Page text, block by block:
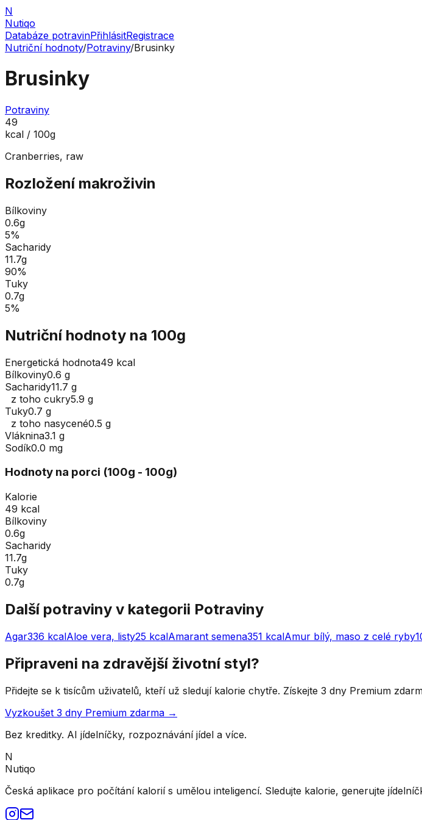
N
Nutiqo
Databáze potravinPřihlásitRegistrace
Nutriční hodnoty/Potraviny/Brusinky
Brusinky
Potraviny
49
kcal / 100g
Cranberries, raw
Rozložení makroživin
Bílkoviny
0.6g
5%
Sacharidy
11.7g
90%
Tuky
0.7g
5%
Nutriční hodnoty na 100g
Energetická hodnota49 kcal
Bílkoviny0.6 g
Sacharidy11.7 g
z toho cukry5.9 g
Tuky0.7 g
z toho nasycené0.5 g
Vláknina3.1 g
Sodík0.0 mg
Hodnoty na porci (100g - 100g)
Kalorie
49 kcal
Bílkoviny
0.6g
Sacharidy
11.7g
Tuky
0.7g
Další potraviny v kategorii Potraviny
Agar336 kcalAloe vera, listy25 kcalAmarant semena351 kcalAmur bílý, maso z celé ryby
Připraveni na zdravější životní styl?
Přidejte se k tisícům uživatelů, kteří už sledují kalorie chytře. Získejte 3 dny Premium
Vyzkoušet 3 dny Premium zdarma →
Bez kreditky. AI jídelníčky, rozpoznávání jídel a více.
N
Nutiqo
Česká aplikace pro počítání kalorií s umělou inteligencí. Sledujte kalorie, generujte